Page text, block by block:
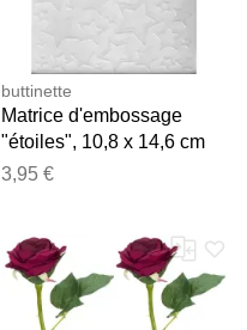
buttinette
Matrice d'embossage
"étoiles", 10,8 x 14,6 cm
3,95 €